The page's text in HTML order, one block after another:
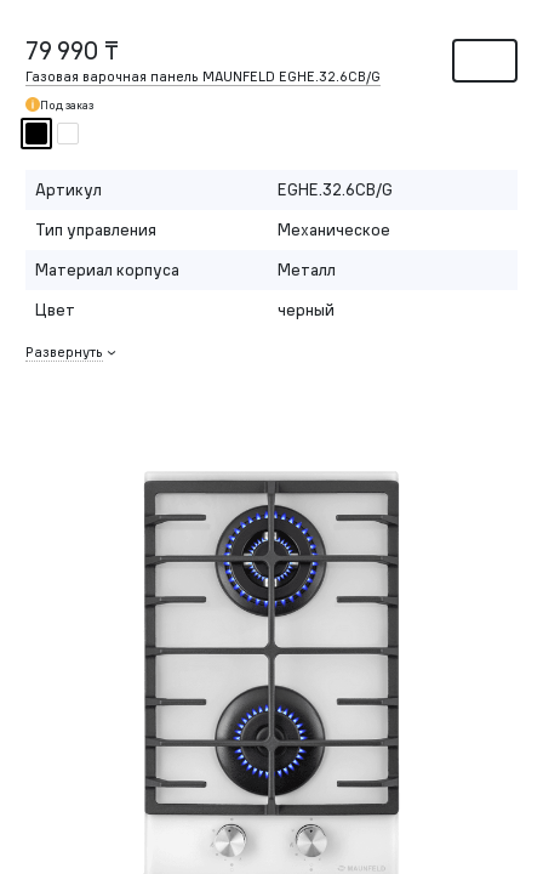
79 990 ₸
Газовая варочная панель MAUNFELD EGHE.32.6CB/G
Под заказ
Артикул
EGHE.32.6CB/G
Тип управления
Механическое
Материал корпуса
Металл
Цвет
черный
Развернуть